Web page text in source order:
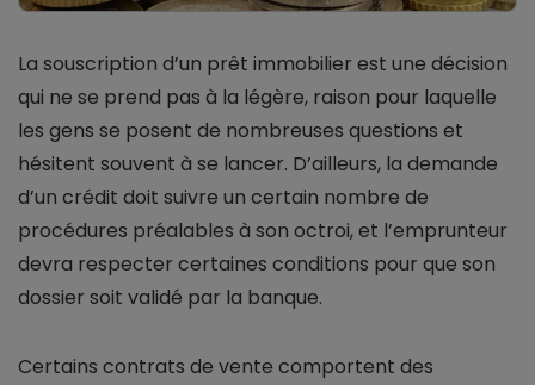
La souscription d’un prêt immobilier est une décision
qui ne se prend pas à la légère, raison pour laquelle
les gens se posent de nombreuses questions et
hésitent souvent à se lancer. D’ailleurs, la demande
d’un crédit doit suivre un certain nombre de
procédures préalables à son octroi, et l’emprunteur
devra respecter certaines conditions pour que son
dossier soit validé par la banque.
Certains contrats de vente comportent des